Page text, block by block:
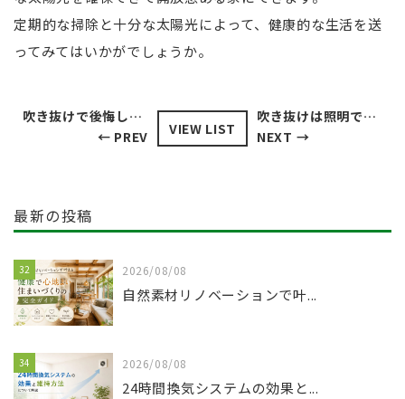
定期的な掃除と十分な太陽光によって、健康的な生活を送
ってみてはいかがでしょうか。
吹き抜けで後悔しやすい点とは？デメリット解消方法を紹介！
← PREV
VIEW LIST
吹き抜けは照明でさらにおしゃれ空間に！おすすめの照明器具を紹介します！
NEXT →
最新の投稿
32 2026/08/08
自然素材リノベーションで叶...
34 2026/08/08
24時間換気システムの効果と...